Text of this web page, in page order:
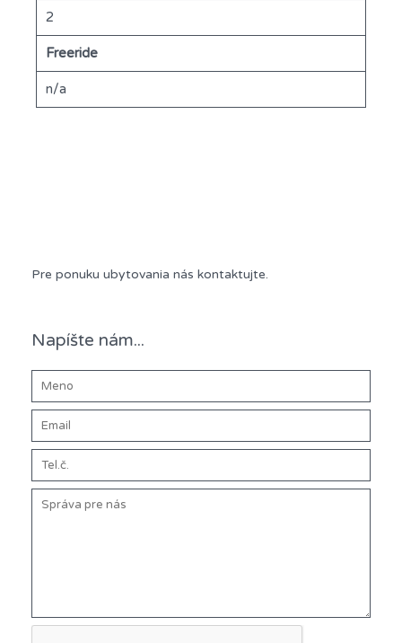
2
Freeride
n/a
Pre ponuku ubytovania nás kontaktujte.
Napíšte nám...